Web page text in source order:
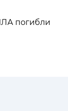
погибли